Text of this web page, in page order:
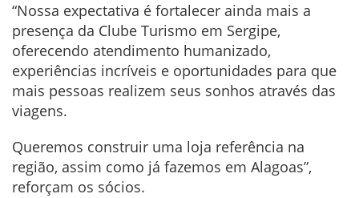
“Nossa expectativa é fortalecer ainda mais a
presença da Clube Turismo em Sergipe,
oferecendo atendimento humanizado,
experiências incríveis e oportunidades para que
mais pessoas realizem seus sonhos através das
viagens.
Queremos construir uma loja referência na
região, assim como já fazemos em Alagoas”,
reforçam os sócios.